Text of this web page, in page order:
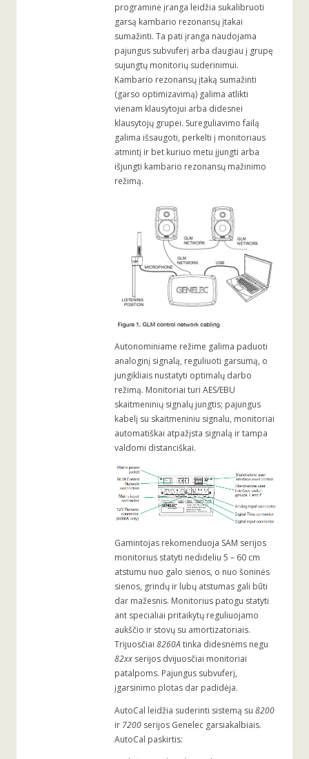
programinė įranga leidžia sukalibruoti
garsą kambario rezonansų įtakai
sumažinti. Ta pati įranga naudojama
pajungus subvuferį arba daugiau į grupę
sujungtų monitorių suderinimui.
Kambario rezonansų įtaką sumažinti
(garso optimizavimą) galima atlikti
vienam klausytojui arba didesnei
klausytojų grupei. Sureguliavimo failą
galima išsaugoti, perkelti į monitoriaus
atmintį ir bet kuriuo metu įjungti arba
išjungti kambario rezonansų mažinimo
režimą.
Autonominiame režime galima paduoti
analoginį signalą, reguliuoti garsumą, o
jungikliais nustatyti optimalų darbo
režimą. Monitoriai turi AES/EBU
skaitmeninių signalų jungtis; pajungus
kabelį su skaitmeniniu signalu, monitoriai
automatiškai atpažįsta signalą ir tampa
valdomi distanciškai.
Gamintojas rekomenduoja SAM serijos
monitorius statyti nedideliu 5 – 60 cm
atstumu nuo galo sienos, o nuo šoninės
sienos, grindų ir lubų atstumas gali būti
dar mažesnis. Monitorius patogu statyti
ant specialiai pritaikytų reguliuojamo
aukščio ir stovų su amortizatoriais.
Trijuosčiai 8260A tinka didesnėms negu
82xx serijos dvijuosčiai monitoriai
patalpoms. Pajungus subvuferį,
įgarsinimo plotas dar padidėja.
AutoCal leidžia suderinti sistemą su 8200
ir 7200 serijos Genelec garsiakalbiais.
AutoCal paskirtis: